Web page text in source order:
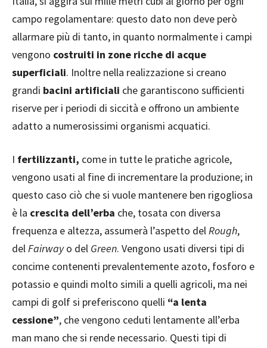
campo regolamentare: questo dato non deve però
allarmare più di tanto, in quanto normalmente i campi
vengono costruiti in zone ricche di acque
superficiali. Inoltre nella realizzazione si creano
grandi bacini artificiali che garantiscono sufficienti
riserve per i periodi di siccità e offrono un ambiente
adatto a numerosissimi organismi acquatici.
I fertilizzanti, come in tutte le pratiche agricole,
vengono usati al fine di incrementare la produzione; in
questo caso ciò che si vuole mantenere ben rigogliosa
è la crescita dell’erba che, tosata con diversa
frequenza e altezza, assumerà l’aspetto delRough,
delFairwayo del Green. Vengono usati diversi tipi di
concime contenenti prevalentemente azoto, fosforo e
potassio e quindi molto simili a quelli agricoli, ma nei
campi di golf si preferiscono quelli “a lenta
cessione”, che vengono ceduti lentamente all’erba
man mano che si rende necessario. Questi tipi di